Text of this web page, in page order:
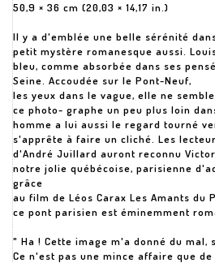
50,9 × 36 cm (20,03 × 14,17 in.)
Il y a d'emblée une belle sérénité
petit mystère romanesque aussi.
bleu, comme absorbée dans ses
Seine. Accoudée sur le Pont-Neuf,
les yeux dans le vague, elle ne
ce photo- graphe un peu plus loin
homme a lui aussi le regard tourné
s'apprête à faire un cliché. Les
d'André Juillard auront reconnu
notre jolie québécoise, parisienne
grâce
au film de Léos Carax Les Amants du
ce pont parisien est éminemment
" Ha ! Cette image m'a donné du mal,
Ce n'est pas une mince affaire que